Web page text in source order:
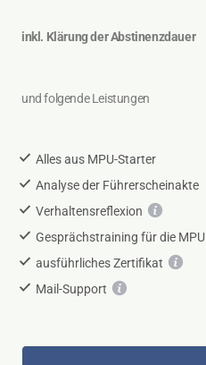
inkl. Klärung der Abstinenzdauer
und folgende Leistungen
Alles aus MPU-Starter
Analyse der Führerscheinakte
Verhaltensreflexion
Gesprächstraining für die MPU
ausführliches Zertifikat
Mail-Support